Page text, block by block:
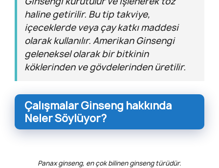
haline getirilir. Bu tip takviye,
içeceklerde veya çay katkı maddesi
olarak kullanılır. Amerikan Ginsengi
geleneksel olarak bir bitkinin
köklerinden ve gövdelerinden üretilir.
Çalışmalar Ginseng hakkında
Neler Söylüyor?
Panax ginseng, en çok bilinen ginseng türüdür.